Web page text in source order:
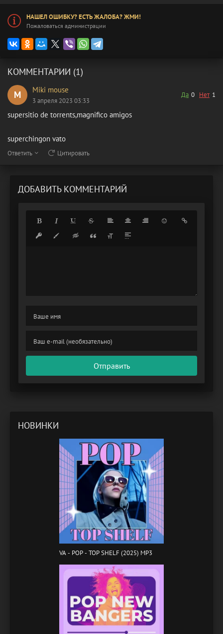
НАШЕЛ ОШИБКУ? ЕСТЬ ЖАЛОБА? ЖМИ!
Пожаловаться администрации
КОММЕНТАРИИ (1)
M Miki mouse
3 апреля 2023 03:33
Да 0 Нет 1
supersitio de torrents,magnifico amigos
superchingon vato
Ответить Цитировать
ДОБАВИТЬ КОММЕНТАРИЙ
Отправить
НОВИНКИ
VA - POP - TOP SHELF (2025) MP3